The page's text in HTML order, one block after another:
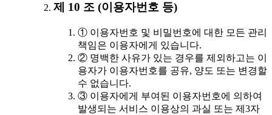
제 10 조 (이용자번호 등)
① 이용자번호 및 비밀번호에 대한 모든 관리
책임은 이용자에게 있습니다.
② 명백한 사유가 있는 경우를 제외하고는 이
용자가 이용자번호를 공유, 양도 또는 변경할
수 없습니다.
③ 이용자에게 부여된 이용자번호에 의하여
발생되는 서비스 이용상의 과실 또는 제3자